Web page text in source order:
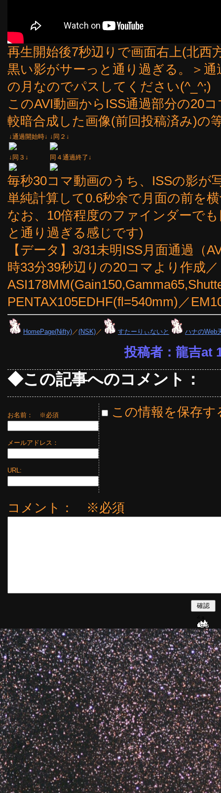
再生開始後7秒辺りで画面右上(北
黒い影がサーっと通り過ぎる。＞
の月なのでパスしてください(^_^;)
このAVI動画からISS通過部分の20
較暗合成した画像(前回投稿済み)の
↓通過開始時↓ ↓同２↓
↓同３↓ 同４通過終了↓
毎秒30コマ動画のうち、ISSの影が
単純計算して0.6秒余で月面の前を
なお、10倍程度のファインダーで
と通り過ぎる感じです)
【データ】3/31未明ISS月面通過（
時33分39秒辺りの20コマより作成／
PENTAX105EDHF(fl=540mm)／
HomePage(Nifty)／(NSK)／ すたーりぃないと ハナのWeb
投稿者：龍吉at
◆この記事へのコメント：
お名前： ※必須
メールアドレス：
URL:
この情報を保存す
コメント： ※必須